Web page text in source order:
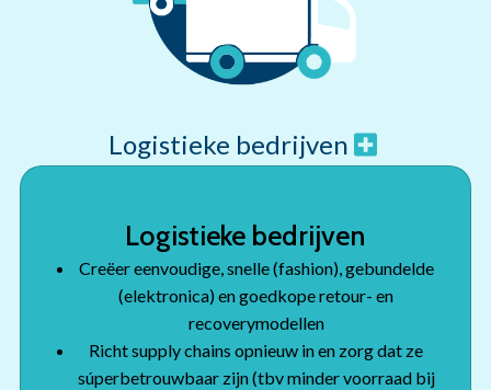
Logistieke bedrijven
Logistieke bedrijven
Creëer eenvoudige, snelle (fashion), gebundelde
(elektronica) en goedkope retour- en
recoverymodellen
Richt supply chains opnieuw in en zorg dat ze
súperbetrouwbaar zijn (tbv minder voorraad bij